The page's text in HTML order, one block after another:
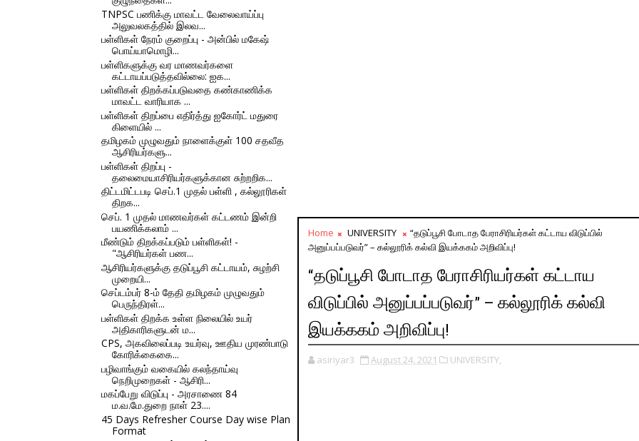
TNPSC பணிக்கு மாவட்ட வேலைவாய்ப்பு
அலுவலகத்தில் இலவ...
பள்ளிகள் நேரம் குறைப்பு - அன்பில் மகேஷ்
பொய்யாமொழி...
பள்ளிகளுக்கு வர மாணவர்களை
கட்டாயப்படுத்தவில்லை: ஐக...
பள்ளிகள் திறக்கப்படுவதை கண்காணிக்க
மாவட்ட வாரியாக ...
பள்ளிகள் திறப்பை எதிர்த்து ஐகோர்ட் மதுரை
கிளையில் ...
தமிழகம் முழுவதும் நாளைக்குள் 100 சதவீத
ஆசிரியர்களு...
பள்ளிகள் திறப்பு -
தலைமையாசிரியர்களுக்கான சுற்றறிக...
திட்டமிட்டபடி செப்.1 முதல் பள்ளி , கல்லூரிகள்
திறக...
செப். 1 முதல் மாணவர்கள் கட்டணம் இன்றி
பயணிக்கலாம் ...
மீண்டும் திறக்கப்படும் பள்ளிகள்! -
"ஆசிரியர்கள் பண...
ஆசிரியர்களுக்கு தடுப்பூசி கட்டாயம், சுழற்சி
முறையி...
செப்டம்பர் 8-ம் தேதி தமிழகம் முழுவதும்
பெருந்திரள்...
பள்ளிகள் திறக்க உள்ள நிலையில் உயர்
அதிகாரிகளுடன் ம...
CPS, அகவிலைப்படி உயர்வு, ஊதிய முரண்பாடு
கோரிக்கைகை...
பழிவாங்கும் வகையில் கலந்தாய்வு
நெறிமுறைகள் - ஆசிரி...
மகப்பேறு விடுப்பு - அரசாணை 84
ம.வ.மே.துறை நாள் 23....
45 Days Refresher Course Day wise Plan
Format
Home UNIVERSITY
“தடுப்பூசி போடாத பேராசிரியர்கள் கட்டாய விடுப்பில்
அனுப்பப்படுவர்” – கல்லூரிக் கல்வி இயக்ககம் அறிவிப்பு!
“தடுப்பூசி போடாத பேராசிரியர்கள் கட்டாய
விடுப்பில் அனுப்பப்படுவர்” – கல்லூரிக் கல்வி
இயக்ககம் அறிவிப்பு!
asiriyar3 August 24, 2021 UNIVERSITY,